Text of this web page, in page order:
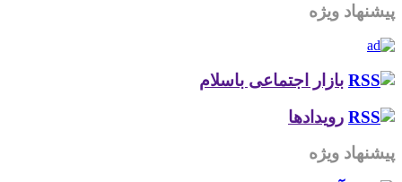
پیشنهاد ویژه
بازار اجتماعی باسلام
رویدادها
پیشنهاد ویژه